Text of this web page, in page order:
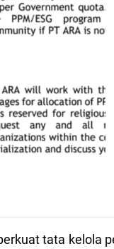
tata kelola